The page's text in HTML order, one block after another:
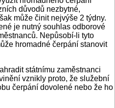
důvodů nezbytné,
může činit nejvýše 2 týdny.
je nutný souhlas odborové
Nepůsobí-li tyto
hromadné čerpání stanovit
státnímu zaměstnanci
vznikly proto, že služební
čerpání dovolené nebo že ho